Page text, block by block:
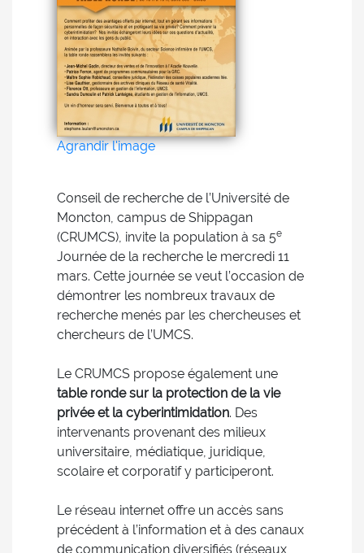
Agrandir l'image
Conseil de recherche de l’Université de
Moncton, campus de Shippagan
(CRUMCS), invite la population à sa 5e
Journée de la recherche le mercredi 11
mars. Cette journée se veut l’occasion de
démontrer les nombreux travaux de
recherche menés par les chercheuses et
chercheurs de l’UMCS.
Le CRUMCS propose également une
table ronde sur la protection de la vie
privée et la cyberintimidation. Des
intervenants provenant des milieux
universitaire, médiatique, juridique,
scolaire et corporatif y participeront.
Le réseau internet offre un accès sans
précédent à l’information et à des canaux
de communication diversifiés (réseaux